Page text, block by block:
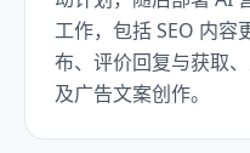
工作，包括 SEO 内
布、评价回复与获取
及广告文案创作。